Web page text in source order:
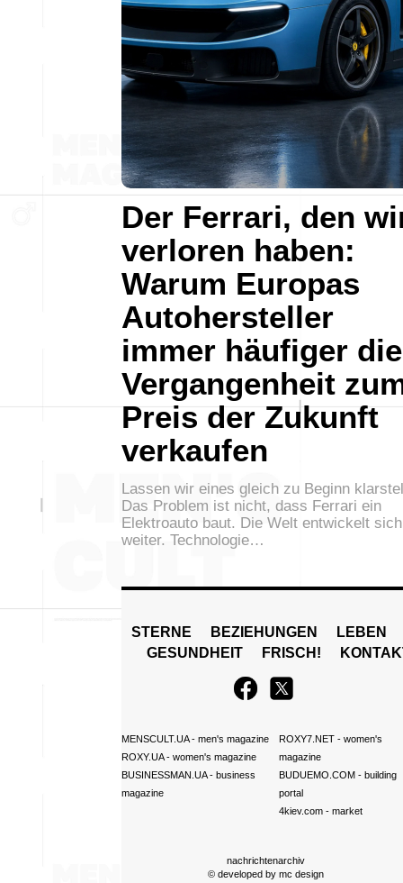
Der Ferrari, den
verloren haben:
Warum Europas
Autohersteller
immer häufiger die
Vergangenheit
Preis der Zukunft
verkaufen
Lassen wir eines gleich zu Beginn
Das Problem ist nicht, dass Ferrari ein
Elektroauto baut. Die Welt entwickelt sich
weiter. Technologie…
STERNE BEZIEHUNGEN
LEBEN
GESUNDHEIT
FRISCH!
MENSCULT.UA- men's magazine
ROXY.UA- women's magazine
BUSINESSMAN.UA- business
magazine
ROXY7.NET- women's
magazine
BUDUEMO.COM- building
portal
4kiev.com- market
nachrichtenarchiv
© developed by mc design